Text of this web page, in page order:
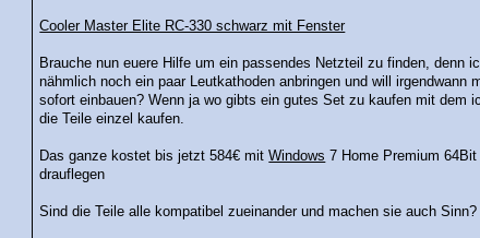
Cooler Master Elite RC-330 schwarz mit Fenster
Brauche nun euere Hilfe um ein passendes Netzteil zu finden, denn
nähmlich noch ein paar Leutkathoden anbringen und will irgendwann
sofort einbauen? Wenn ja wo gibts ein gutes Set zu kaufen mit dem
die Teile einzel kaufen.
Das ganze kostet bis jetzt 584€ mitWindows 7 Home Premium
drauflegen
Sind die Teile alle kompatibel zueinander und machen sie auch